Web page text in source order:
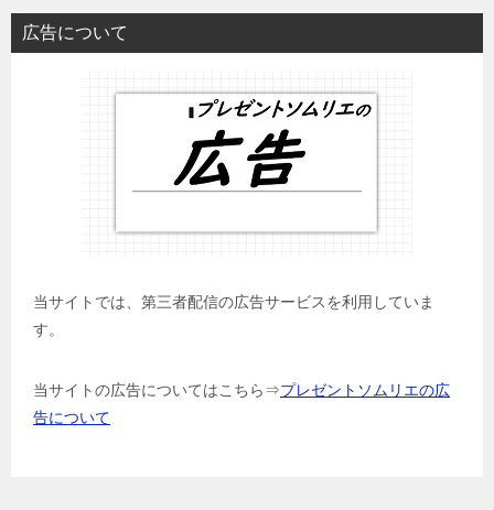
広告について
当サイトでは、第三者配信の広告サービスを利用していま
す。
当サイトの広告についてはこちら⇒プレゼントソムリエの広
告について